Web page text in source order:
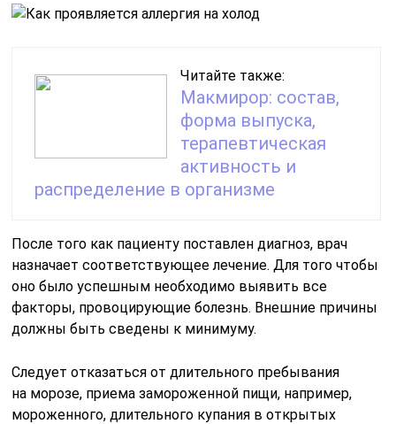
Читайте также:
Макмирор: состав,
форма выпуска,
терапевтическая
активность и
распределение в организме
После того как пациенту поставлен диагноз, врач
назначает соответствующее лечение. Для того чтобы
оно было успешным необходимо выявить все
факторы, провоцирующие болезнь. Внешние причины
должны быть сведены к минимуму.
Следует отказаться от длительного пребывания
на морозе, приема замороженной пищи, например,
мороженного, длительного купания в открытых